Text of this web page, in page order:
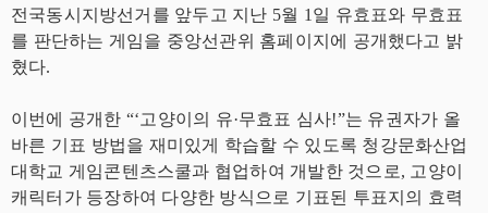
전국동시지방선거를 앞두고 지난 5월 1일 유효표와 무효표
를 판단하는 게임을 중앙선관위 홈페이지에 공개했다고 밝
혔다.
이번에 공개한 “‘고양이의 유·무효표 심사!”는 유권자가 올
바른 기표 방법을 재미있게 학습할 수 있도록 청강문화산업
대학교 게임콘텐츠스쿨과 협업하여 개발한 것으로, 고양이
캐릭터가 등장하여 다양한 방식으로 기표된 투표지의 효력